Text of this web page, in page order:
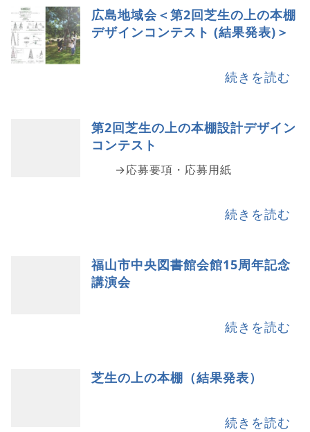
広島地域会＜第2回芝生の上の本棚
デザインコンテスト (結果発表)＞
続きを読む
第2回芝生の上の本棚設計デザイン
コンテスト
→応募要項・応募用紙
続きを読む
福山市中央図書館会館15周年記念
講演会
続きを読む
芝生の上の本棚（結果発表）
続きを読む